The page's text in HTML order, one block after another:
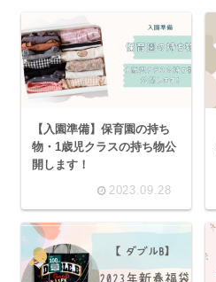
【入園準備】保育園の持ち
物・1歳児クラスの持ち物公
開します！
2023.09.28